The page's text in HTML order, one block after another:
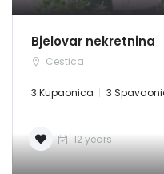
Bjelovar nekretnina
Cestica
3 Kupaonica 3
12 years